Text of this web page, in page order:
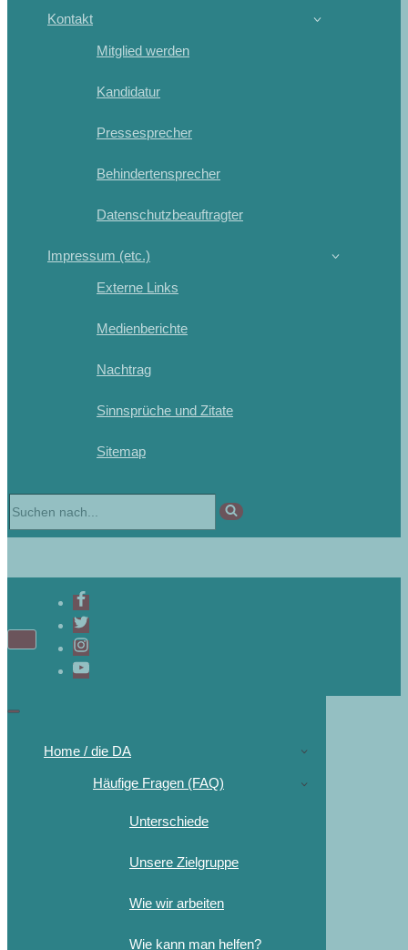
Kontakt
Mitglied werden
Kandidatur
Pressesprecher
Behindertensprecher
Datenschutzbeauftragter
Impressum (etc.)
Externe Links
Medienberichte
Nachtrag
Sinnsprüche und Zitate
Sitemap
Home / die DA
Häufige Fragen (FAQ)
Unterschiede
Unsere Zielgruppe
Wie wir arbeiten
Wie kann man helfen?